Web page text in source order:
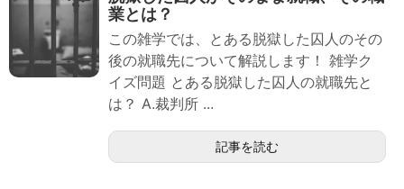
業とは？
この雑学では、とある脱獄した囚人のその
後の就職先について解説します！ 雑学ク
イズ問題 とある脱獄した囚人の就職先と
は？ A.裁判所 ...
記事を読む